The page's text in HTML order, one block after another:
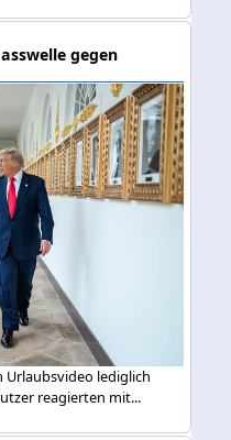
gegen
Urlaubsvideo lediglich
reagierten mit...